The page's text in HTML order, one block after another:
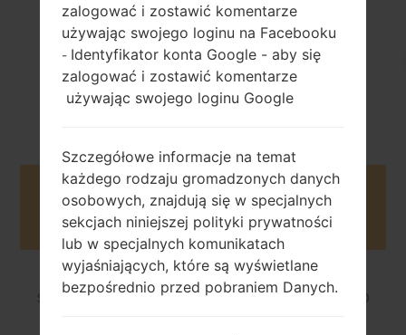
Unknown
Kwiecień, 2015
Buy accessories on Amazon
Strona startowa →Seria → LG G4 LTE-A → LGH810
zalogować i zostawić komentarze
używając swojego loginu na Facebooku
- Identyfikator konta Google - aby się
zalogować i zostawić komentarze
używając swojego loginu Google
Szczegółowe informacje na temat
każdego rodzaju gromadzonych danych
osobowych, znajdują się w specjalnych
sekcjach niniejszej polityki prywatności
lub w specjalnych komunikatach
wyjaśniających, które są wyświetlane
bezpośrednio przed pobraniem Danych.